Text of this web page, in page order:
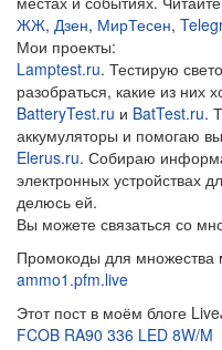
ЖЖ, Дзен, МирТесен,
Мои проекты:
Lamptest.ru. Тестирую
разобраться, какие из них
BatteryTest.ru и BatTest.ru.
аккумуляторы и помогаю
Elerus.ru. Собираю
электронных устройствах
делюсь ей.
Вы можете связаться со
Промокоды для множества
ammo1.pfm.live
Этот пост в моём блоге
FCOB RA90 336 LED 8W/M